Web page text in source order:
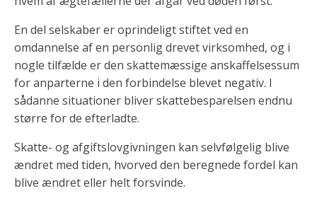
En del selskaber er oprindeligt stiftet ved en
omdannelse af en personlig drevet virksomhed, og i
nogle tilfælde er den skattemæssige anskaffelsessum
for anparterne i den forbindelse blevet negativ. I
sådanne situationer bliver skattebesparelsen endnu
større for de efterladte.
Skatte- og afgiftslovgivningen kan selvfølgelig blive
ændret med tiden, hvorved den beregnede fordel kan
blive ændret eller helt forsvinde.